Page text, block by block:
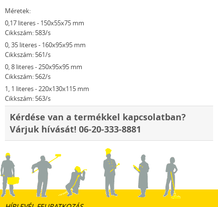
Méretek:
0,17 literes - 150x55x75 mm
Cikkszám: 583/s
0, 35 literes - 160x95x95 mm
Cikkszám: 561/s
0, 8 literes - 250x95x95 mm
Cikkszám: 562/s
1, 1 literes - 220x130x115 mm
Cikkszám: 563/s
Kérdése van a termékkel kapcsolatban?
Várjuk hívását! 06-20-333-8881